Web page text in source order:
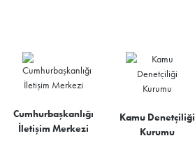
Cumhurbaşkanlığı
İletişim Merkezi
Kamu Denetçiliği
Kurumu